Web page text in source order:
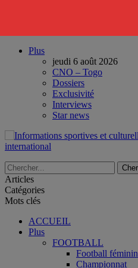
Plus
jeudi 6 août 2026
CNO – Togo
Dossiers
Exclusivité
Interviews
Star news
international
Articles
Catégories
Mots clés
ACCUEIL
Plus
FOOTBALL
Football féminin
Championnat